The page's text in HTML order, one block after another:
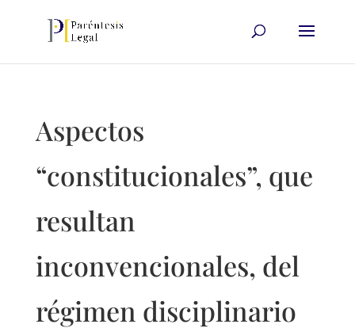
Aspectos
“constitucionales”, que
resultan
inconvencionales, del
régimen disciplinario